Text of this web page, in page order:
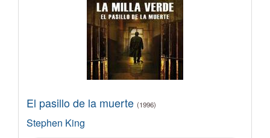
El pasillo de la muerte (1996)
Stephen King